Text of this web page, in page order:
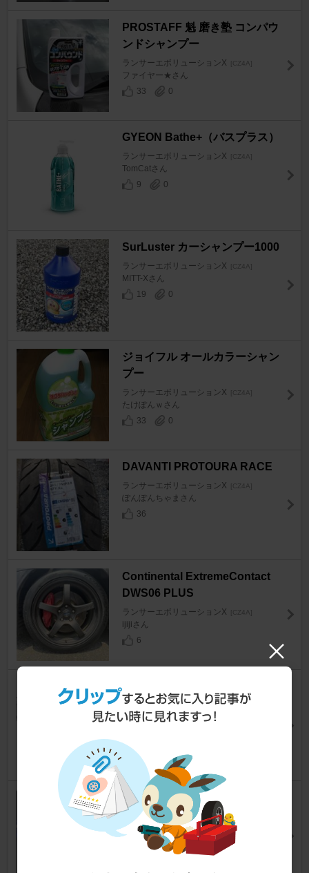
PROSTAFF 魁 磨き塾 コンパウ
ンドシャンプー
ランサーエボリューションX [CZ4A]
ファイヤー★さん
33
0
GYEON Bathe+（バスプラス）
ランサーエボリューションX [CZ4A]
TomCatさん
9
0
SurLuster カーシャンプー1000
ランサーエボリューションX [CZ4A]
MITT-Xさん
19
0
ジョイフル オールカラーシャン
プー
ランサーエボリューションX [CZ4A]
たけぽんｗさん
33
0
DAVANTI PROTOURA RACE
ランサーエボリューションX [CZ4A]
ぽんぽんちゃまさん
36
Continental ExtremeContact
DWS06 PLUS
ランサーエボリューションX [CZ4A]
ijijiさん
6
ファンベルト、オートテンショ
ナー、アイドラプーリー 三菱純
正部品
narukipapaさん
903
ジュンオート ラジエターアッパ
ーパイプキット
ランサーエボリューションX [CZ4A]
Nabe-MCさん